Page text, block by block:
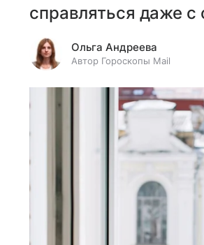
справляться даже
Ольга Андреева
Автор Гороскопы Mail